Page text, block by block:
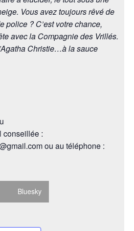
Vous avez toujours rêvé de
police ? C’est votre chance,
avec la Compagnie des Vrillés.
Christie…à la sauce
conseillée :
ou au téléphone :
Bluesky